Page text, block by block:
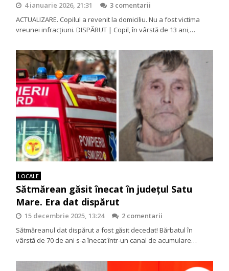
4 ianuarie 2026, 21:31
3 comentarii
ACTUALIZARE. Copilul a revenit la domiciliu. Nu a fost victima
vreunei infracțiuni. DISPĂRUT | Copil, în vârstă de 13 ani,…
LOCALE
Sătmărean găsit înecat în județul Satu
Mare. Era dat dispărut
15 decembrie 2025, 13:24
2 comentarii
Sătmăreanul dat dispărut a fost găsit decedat! Bărbatul în
vârstă de 70 de ani s-a înecat într-un canal de acumulare…